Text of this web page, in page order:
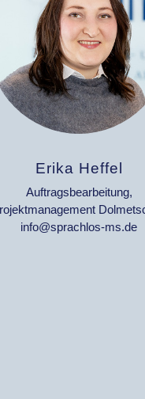
Erika Heffel
Auftragsbearbeitung,
info@sprachlos-ms.de